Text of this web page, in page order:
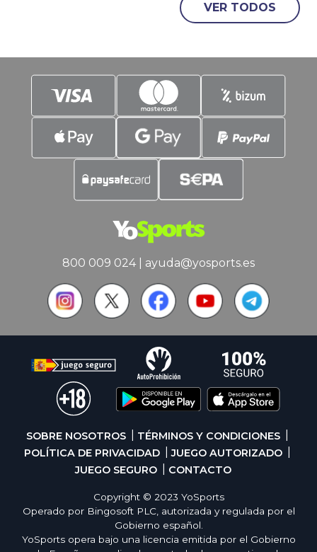
Argentina este domingo. La Campeona
de Europa, contra la Campeona de
pero que se jugará.
VER TODOS
800 009 024| ayuda@yosports.es
SOBRE NOSOTROS
TÉRMINOS Y CONDICIONES
POLÍTICA DE PRIVACIDAD
JUEGO AUTORIZADO
JUEGO SEGURO
CONTACTO
Copyright © 2023 YoSports
Operado por Bingosoft PLC, autorizada y regulada por el
Gobierno español.
YoSports opera bajo una licencia emitida por el Gobierno